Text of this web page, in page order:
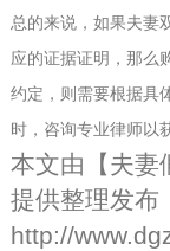
总的来说，如果夫妻
应的证据证明，那么
约定，则需要根据具
时，咨询专业律师以
本文由【夫妻
提供整理发布
http://